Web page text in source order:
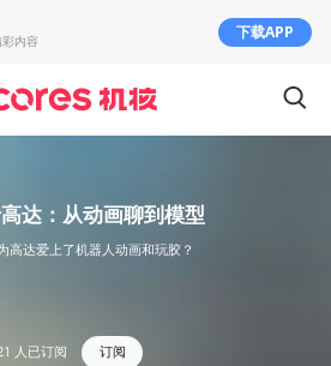
达：从动画聊到模型
高达爱上了机器人动画和玩胶？
人已订阅 订阅
内容 下载APP